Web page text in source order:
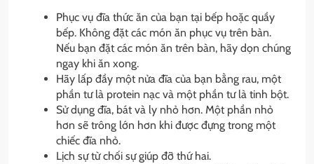
Phục vụ đĩa thức ăn của bạn tại bếp hoặc quầy
bếp. Không đặt các món ăn phục vụ trên bàn.
Nếu bạn đặt các món ăn trên bàn, hãy dọn chúng
ngay khi ăn xong.
Hãy lấp đầy một nửa đĩa của bạn bằng rau, một
phần tư là protein nạc và một phần tư là tinh bột.
Sử dụng đĩa, bát và ly nhỏ hơn. Một phần nhỏ
hơn sẽ trông lớn hơn khi được đựng trong một
chiếc đĩa nhỏ.
Lịch sự từ chối sự giúp đỡ thứ hai.